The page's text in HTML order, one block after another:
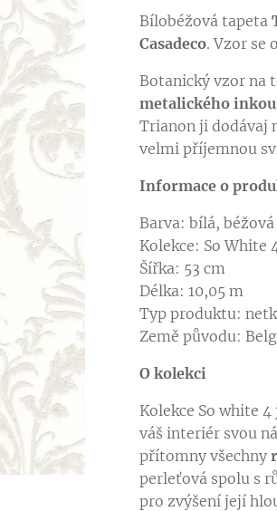
Bílobéžová tapeta
Casadeco. Vzor se
Botanický vzor na
metalického
Trianon ji dodávaj
velmi příjemnou
Informace o
Barva: bílá, béžová
Kolekce: So White
Šířka: 53 cm
Délka: 10,05 m
Typ produktu:
Země původu:
O kolekci
Kolekce So white
váš interiér svou
přítomny všechny
perleťová spolu s
pro zvýšení její